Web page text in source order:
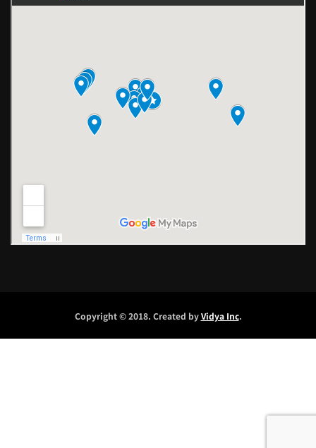
Copyright © 2018. Created byVidya Inc.